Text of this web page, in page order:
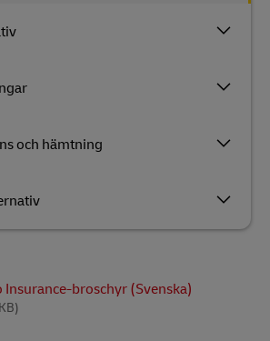
och hämtning
Insurance-broschyr (Svenska)